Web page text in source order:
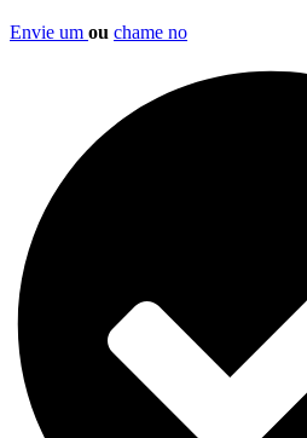
Envie um ou chame no